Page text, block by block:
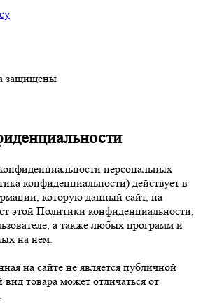
защищены
персональных
конфиденциальности) действует в
которую данный сайт, на
этой Политики конфиденциальности,
а также любых программ и
на нем.
на сайте не является публичной
товара может отличаться от